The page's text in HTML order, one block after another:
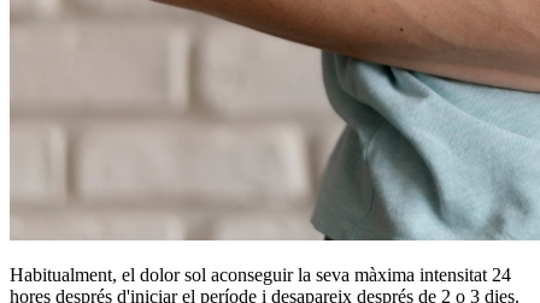
Habitualment, el dolor sol aconseguir la seva màxima intensitat 24
hores després d'iniciar el període i desapareix després de 2 o 3 dies.